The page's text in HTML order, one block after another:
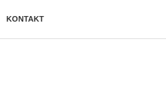
KONTAKT